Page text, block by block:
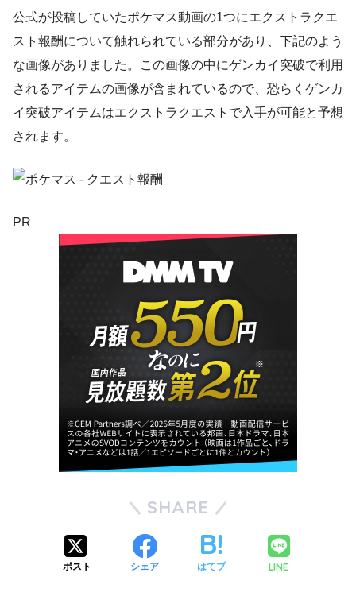
公式が投稿していたポケマス動画の1つにエクストラクエ
スト報酬について触れられている部分があり、下記のよう
な画像がありました。この画像の中にゲンカイ突破で利用
されるアイテムの画像が含まれているので、恐らく ゲンカ
イ突破アイテムはエクストラクエストで入手が可能と予想
されます。
PR
SHARE
ポスト シェア はてブ LINE